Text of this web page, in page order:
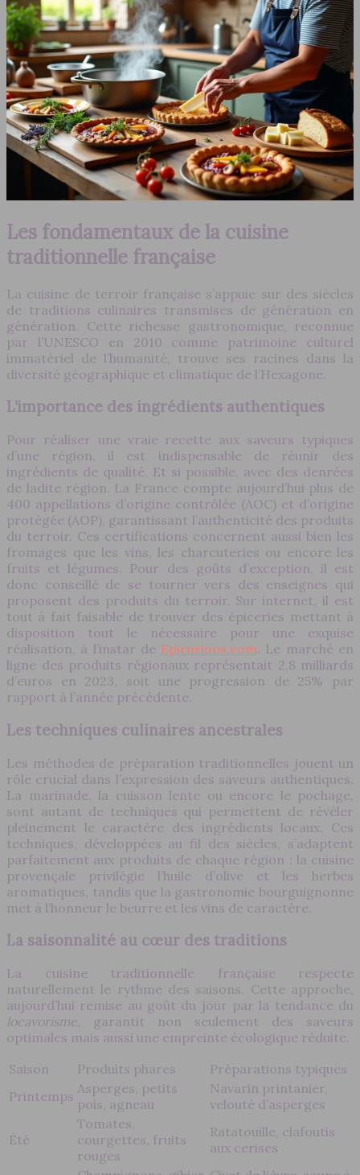
Les fondamentaux de la cuisine
traditionnelle française
La cuisine de terroir française s’appuie sur des siècles
de traditions culinaires transmises de génération en
génération. Cette richesse gastronomique, reconnue
par l’UNESCO en 2010 comme patrimoine culturel
immatériel de l’humanité, trouve ses racines dans la
diversité géographique et climatique de l’Hexagone.
L’importance des ingrédients authentiques
Pour réaliser une vraie recette aux saveurs typiques
d’une région, il est indispensable de réunir des
ingrédients de qualité. Et si possible, avec des denrées
de ladite région. La France compte aujourd’hui plus de
400 appellations d’origine contrôlée (AOC) et d’origine
protégée (AOP), garantissant l’authenticité des produits
du terroir. Ces certifications concernent aussi bien les
fromages que les vins, les charcuteries ou encore les
fruits et légumes. Pour des goûts d’exception, il est
donc conseillé de se tourner vers des enseignes qui
proposent des produits du terroir. Sur internet, il est
tout à fait faisable de trouver des épiceries mettant à
disposition tout le nécessaire pour une exquise
réalisation, à l’instar de Epicurioos.com. Le marché en
ligne des produits régionaux représentait 2,8 milliards
d’euros en 2023, soit une progression de 25% par
rapport à l’année précédente.
Les techniques culinaires ancestrales
Les méthodes de préparation traditionnelles jouent un
rôle crucial dans l’expression des saveurs authentiques.
La marinade, la cuisson lente ou encore le pochage,
sont autant de techniques qui permettent de révéler
pleinement le caractère des ingrédients locaux. Ces
techniques, développées au fil des siècles, s’adaptent
parfaitement aux produits de chaque région : la cuisine
provençale privilégie l’huile d’olive et les herbes
aromatiques, tandis que la gastronomie bourguignonne
met à l’honneur le beurre et les vins de caractère.
La saisonnalité au cœur des traditions
La cuisine traditionnelle française respecte
naturellement le rythme des saisons. Cette approche,
aujourd’hui remise au goût du jour par la tendance du
locavorisme, garantit non seulement des saveurs
optimales mais aussi une empreinte écologique réduite.
Saison
Produits phares
Préparations typiques
Printemps Asperges, petits
pois, agneau
Navarin printanier,
velouté d’asperges
Été
Tomates,
courgettes, fruits
rouges
Ratatouille, clafoutis
aux cerises